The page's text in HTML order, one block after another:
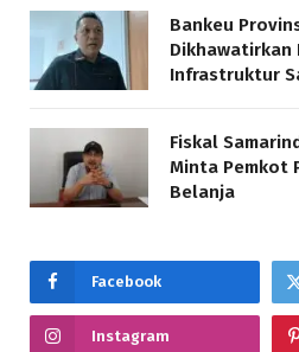
Bankeu
Dikhawatirkan
Infrastruktur
Fiskal
Minta Pemkot
Belanja
Facebook
Instagram